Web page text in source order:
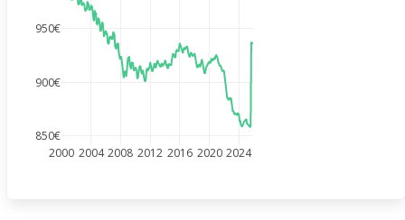
2000 2004 2008 2012 2016 2020 2024
850€
900€
950€